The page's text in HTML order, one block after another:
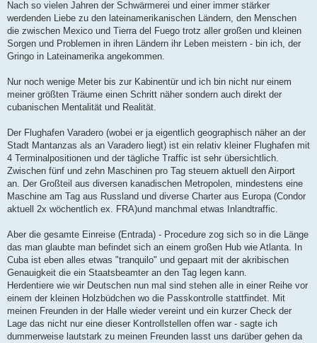
Nach so vielen Jahren der Schwärmerei und einer immer stärker
werdenden Liebe zu den lateinamerikanischen Ländern, den Menschen
die zwischen Mexico und Tierra del Fuego trotz aller großen und kleinen
Sorgen und Problemen in ihren Ländern ihr Leben meistern - bin ich, der
Gringo in Lateinamerika angekommen.
Nur noch wenige Meter bis zur Kabinentür und ich bin nicht nur einem
meiner größten Träume einen Schritt näher sondern auch direkt der
cubanischen Mentalität und Realität.
Der Flughafen Varadero (wobei er ja eigentlich geographisch näher an der
Stadt Mantanzas als an Varadero liegt) ist ein relativ kleiner Flughafen mit
4 Terminalpositionen und der tägliche Traffic ist sehr übersichtlich.
Zwischen fünf und zehn Maschinen pro Tag steuern aktuell den Airport
an. Der Großteil aus diversen kanadischen Metropolen, mindestens eine
Maschine am Tag aus Russland und diverse Charter aus Europa (Condor
aktuell 2x wöchentlich ex. FRA)und manchmal etwas Inlandtraffic.
Aber die gesamte Einreise (Entrada) - Procedure zog sich so in die Länge
das man glaubte man befindet sich an einem großen Hub wie Atlanta. In
Cuba ist eben alles etwas "tranquilo" und gepaart mit der akribischen
Genauigkeit die ein Staatsbeamter an den Tag legen kann.
Herdentiere wie wir Deutschen nun mal sind stehen alle in einer Reihe vor
einem der kleinen Holzbüdchen wo die Passkontrolle stattfindet. Mit
meinen Freunden in der Halle wieder vereint und ein kurzer Check der
Lage das nicht nur eine dieser Kontrollstellen offen war - sagte ich
dummerweise lautstark zu meinen Freunden lasst uns darüber gehen da